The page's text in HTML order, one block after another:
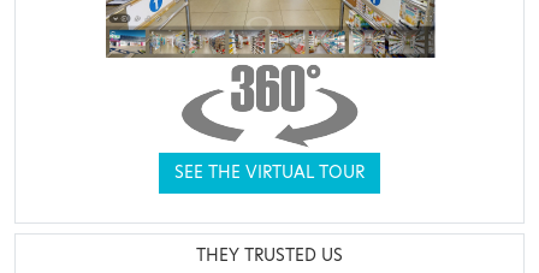
SEE THE VIRTUAL TOUR
THEY TRUSTED US